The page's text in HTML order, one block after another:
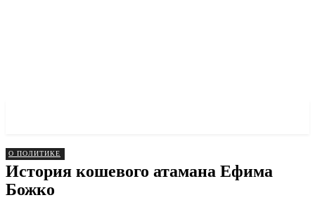
О ПОЛИТИКЕ
История кошевого атамана Ефима
Божко